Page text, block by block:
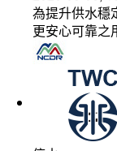
為提升供水穩
更安心可靠之